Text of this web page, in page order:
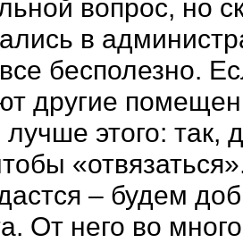
вопрос, но
в
бесполезно.
другие
лучше этого: так,
– будем
От него во